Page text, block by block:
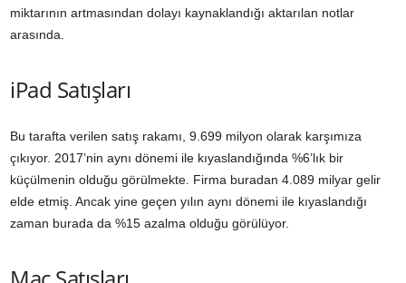
miktarının artmasından dolayı kaynaklandığı aktarılan notlar
arasında.
iPad Satışları
Bu tarafta verilen satış rakamı, 9.699 milyon olarak karşımıza
çıkıyor. 2017’nin aynı dönemi ile kıyaslandığında %6’lık bir
küçülmenin olduğu görülmekte. Firma buradan 4.089 milyar gelir
elde etmiş. Ancak yine geçen yılın aynı dönemi ile kıyaslandığı
zaman burada da %15 azalma olduğu görülüyor.